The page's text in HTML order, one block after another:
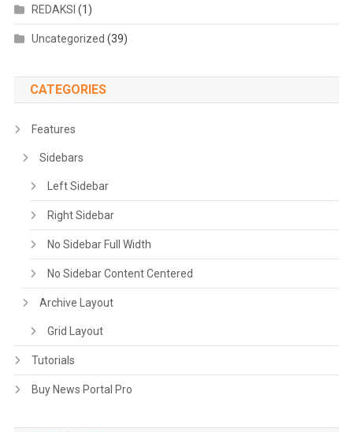
REDAKSI (1)
Uncategorized (39)
CATEGORIES
Features
Sidebars
Left Sidebar
Right Sidebar
No Sidebar Full Width
No Sidebar Content Centered
Archive Layout
Grid Layout
Tutorials
Buy News Portal Pro